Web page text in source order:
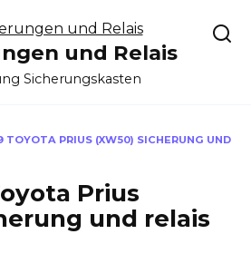
und Relais
Sicherungskasten
TOYOTA PRIUS (XW50) SICHERUNG UND
Prius
und relais